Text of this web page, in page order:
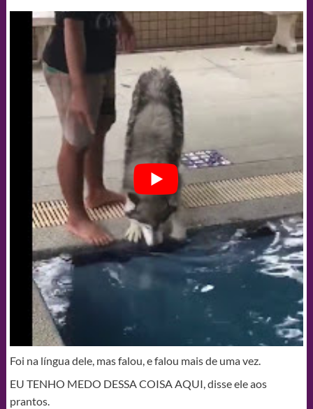
Foi na língua dele, mas falou, e falou mais de uma vez.
EU TENHO MEDO DESSA COISA AQUI, disse ele aos
prantos.